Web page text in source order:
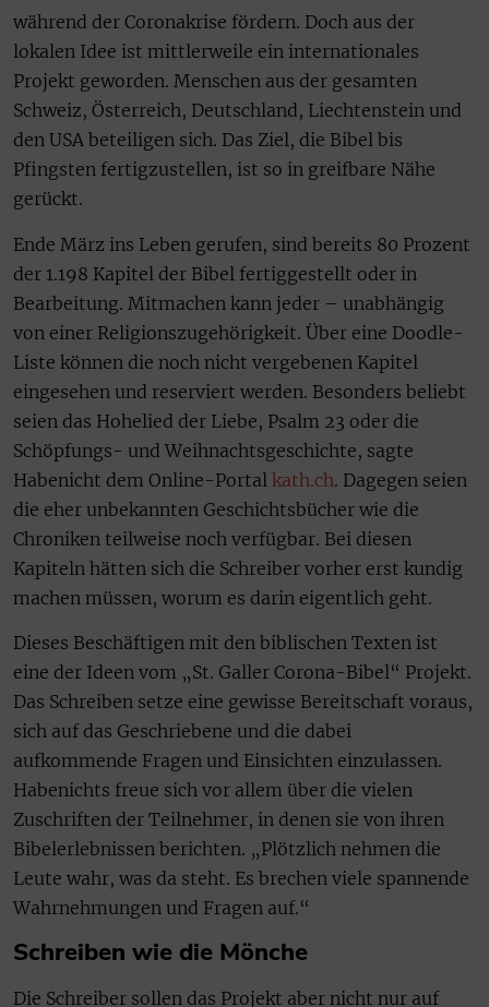
während der Coronakrise fördern. Doch aus der
lokalen Idee ist mittlerweile ein internationales
Projekt geworden. Menschen aus der gesamten
Schweiz, Österreich, Deutschland, Liechtenstein und
den USA beteiligen sich. Das Ziel, die Bibel bis
Pfingsten fertigzustellen, ist so in greifbare Nähe
gerückt.
Ende März ins Leben gerufen, sind bereits 80 Prozent
der 1.198 Kapitel der Bibel fertiggestellt oder in
Bearbeitung. Mitmachen kann jeder – unabhängig
von einer Religionszugehörigkeit. Über eine Doodle-
Liste können die noch nicht vergebenen Kapitel
eingesehen und reserviert werden. Besonders beliebt
seien das Hohelied der Liebe, Psalm 23 oder die
Schöpfungs- und Weihnachtsgeschichte, sagte
Habenicht dem Online-Portal kath.ch. Dagegen seien
die eher unbekannten Geschichtsbücher wie die
Chroniken teilweise noch verfügbar. Bei diesen
Kapiteln hätten sich die Schreiber vorher erst kundig
machen müssen, worum es darin eigentlich geht.
Dieses Beschäftigen mit den biblischen Texten ist
eine der Ideen vom „St. Galler Corona-Bibel“ Projekt.
Das Schreiben setze eine gewisse Bereitschaft voraus,
sich auf das Geschriebene und die dabei
aufkommende Fragen und Einsichten einzulassen.
Habenichts freue sich vor allem über die vielen
Zuschriften der Teilnehmer, in denen sie von ihren
Bibelerlebnissen berichten. „Plötzlich nehmen die
Leute wahr, was da steht. Es brechen viele spannende
Wahrnehmungen und Fragen auf.“
Schreiben wie die Mönche
Die Schreiber sollen das Projekt aber nicht nur auf